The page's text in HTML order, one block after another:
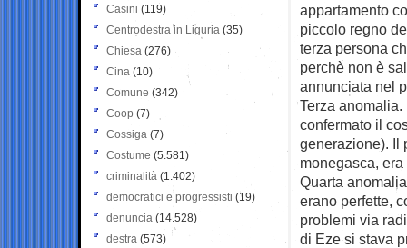
appartamento
piccolo regno
terza persona
perchè non è
annunciata nel
Terza anomalia.
confermato il
generazione). Il
monegasca,
Quarta
erano perfette,
problemi via
di Eze si stava
Casini (119)
Centrodestra in Liguria (35)
Chiesa (276)
Cina (10)
Comune (342)
Coop (7)
Cossiga (7)
Costume (5.581)
criminalità (1.402)
democratici e progressisti (19)
denuncia (14.528)
destra (573)